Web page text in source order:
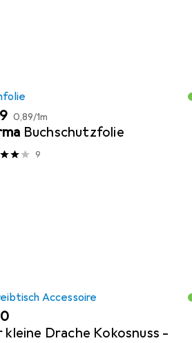
EUR
0,89/1m
Buchschutzfolie
9
Accessoire
kleine Drache Kokosnuss -